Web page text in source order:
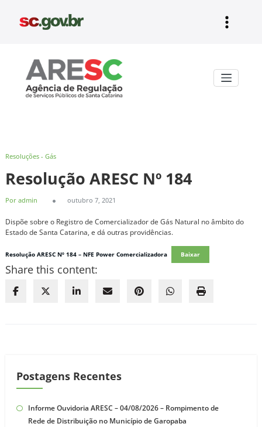
Resoluções - Gás
Resolução ARESC Nº 184
Por admin outubro 7, 2021
Dispõe sobre o Registro de Comercializador de Gás Natural no âmbito do
Estado de Santa Catarina, e dá outras providências.
Resolução ARESC Nº 184 – NFE Power Comercializadora Baixar
Share this content:
Postagens Recentes
Informe Ouvidoria ARESC – 04/08/2026 – Rompimento de
Rede de Distribuição no Município de Garopaba